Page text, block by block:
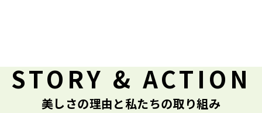
STORY & ACTION
美しさの理由と私たちの取り組み